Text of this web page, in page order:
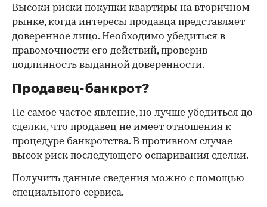
Высоки риски покупки квартиры на вторичном
рынке, когда интересы продавца представляет
доверенное лицо. Необходимо убедиться в
правомочности его действий, проверив
подлинность выданной доверенности.
Продавец-банкрот?
Не самое частое явление, но лучше убедиться до
сделки, что продавец не имеет отношения к
процедуре банкротства. В противном случае
высок риск последующего оспаривания сделки.
Получить данные сведения можно с помощью
специального сервиса.